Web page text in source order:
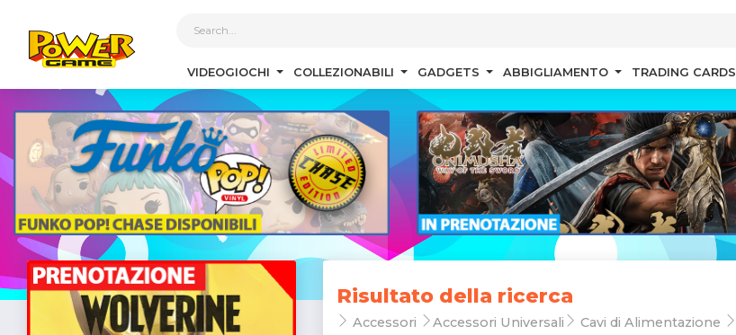
VIDEOGIOCHI COLLEZIONABILI GADGETS ABBIGLIAMENTO TRADING CARDS
Risultato della ricerca
Accessori Accessori Universali Cavi di Alimentazione